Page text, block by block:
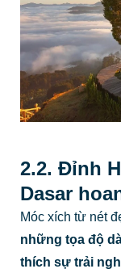
2.2. Đỉnh
Dasar
Móc xích từ nét
những tọa độ
thích sự trải